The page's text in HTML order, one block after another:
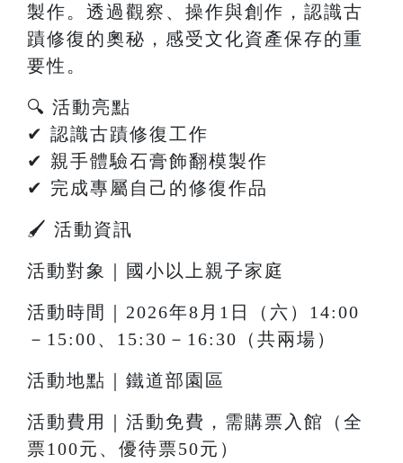
製作。透過觀察、操作與創作，認識古
蹟修復的奧秘，感受文化資產保存的重
要性。
🔍 活動亮點
✔ 認識古蹟修復工作
✔ 親手體驗石膏飾翻模製作
✔ 完成專屬自己的修復作品
🖌 活動資訊
活動對象｜國小以上親子家庭
活動時間｜2026年8月1日（六）14:00
－15:00、15:30－16:30（共兩場）
活動地點｜鐵道部園區
活動費用｜活動免費，需購票入館（全
票100元、優待票50元）